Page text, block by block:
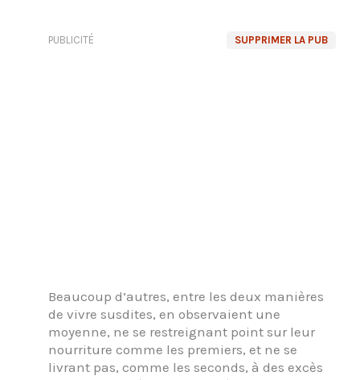
SUPPRIMER LA PUB
PUBLICITÉ
Beaucoup d’autres, entre les deux manières
de vivre susdites, en observaient une
moyenne, ne se restreignant point sur leur
nourriture comme les premiers, et ne se
livrant pas, comme les seconds, à des excès